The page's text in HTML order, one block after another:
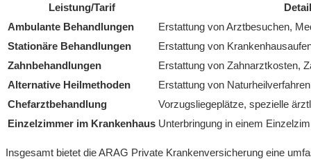
Leistung/Tarif
Ambulante Behandlungen
Erstattung von Arztbesuchen,
Stationäre Behandlungen
Erstattung von
Zahnbehandlungen
Erstattung von Zahnarztkosten,
Alternative Heilmethoden
Erstattung von
Chefarztbehandlung
Vorzugsliegeplätze, spezielle
Einzelzimmer im Krankenhaus Unterbringung in einem
Insgesamt bietet die ARAG Private Krankenversicherung eine